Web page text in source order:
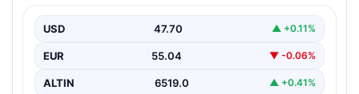
sahne olurken, Süper Lig’in iki büyük devi,…
USD 47.70 ▲ +0.11%
EUR 55.04 ▼ -0.06%
ALTIN 6519.0 ▲ +0.41%